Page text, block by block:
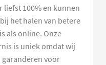
liefst 100% en kunnen
het halen van betere
als online. Onze
is uniek omdat wij
voor